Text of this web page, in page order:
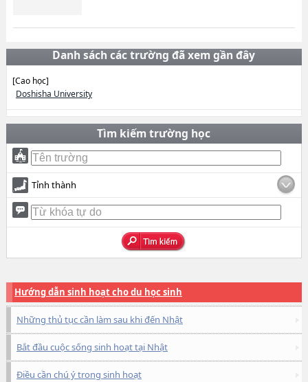
Danh sách các trường đã xem gần đây
[Cao học]
Doshisha University
Tìm kiếm trường học
Tỉnh thành
Hướng dẫn sinh hoạt cho du học sinh
Những thủ tục cần làm sau khi đến Nhật
Bắt đầu cuộc sống sinh hoạt tại Nhật
Điều cần chú ý trong sinh hoạt